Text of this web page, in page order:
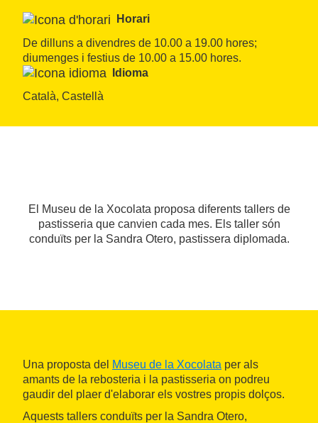
Horari
De dilluns a divendres de 10.00 a 19.00 hores;
diumenges i festius de 10.00 a 15.00 hores.
Idioma
Català, Castellà
El Museu de la Xocolata proposa diferents tallers de
pastisseria que canvien cada mes. Els taller són
conduïts per la Sandra Otero, pastissera diplomada.
Una proposta del Museu de la Xocolata per als
amants de la rebosteria i la pastisseria on podreu
gaudir del plaer d'elaborar els vostres propis dolços.
Aquests tallers conduïts per la Sandra Otero,